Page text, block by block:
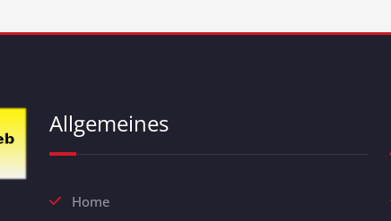
Allgemeines
Home